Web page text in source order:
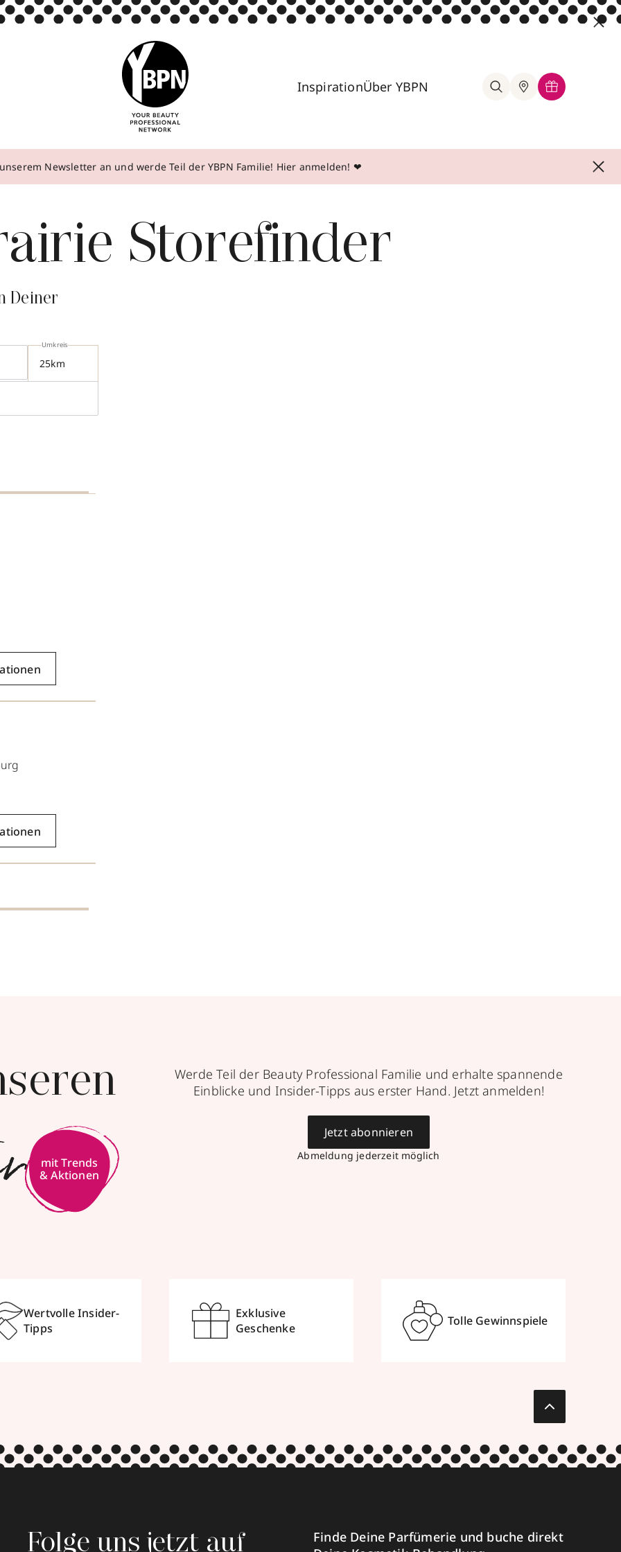
InspirationÜber YBPN
Newsletter an und werde Teil der YBPN Familie! Hier anmelden! ❤
Storefinder
Deiner
Umkreis
mit Trends
& Aktionen
Werde Teil der Beauty Professional Familie und erhalte spannende
Einblicke und Insider-Tipps aus erster Hand. Jetzt anmelden!
Abmeldung jederzeit möglich
Jetzt abonnieren
Wertvolle Insider-
Tipps
Exklusive
Geschenke
Tolle Gewinnspiele
Folge uns jetzt auf
Finde Deine Parfümerie und buche direkt